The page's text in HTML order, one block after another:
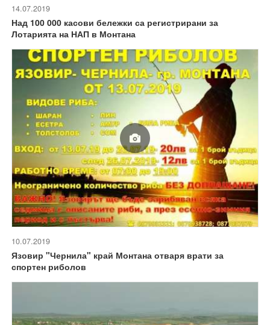
14.07.2019
Над 100 000 касови бележки са регистрирани за
Лотарията на НАП в Монтана
10.07.2019
Язовир "Чернила" край Монтана отваря врати за
спортен риболов